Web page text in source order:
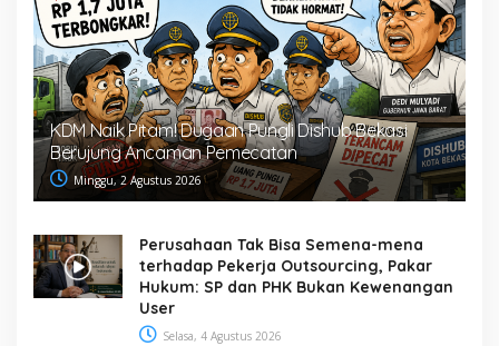
KDM Naik Pitam! Dugaan Pungli Dishub Bekasi
Berujung Ancaman Pemecatan
Minggu, 2 Agustus 2026
Perusahaan Tak Bisa Semena-mena
terhadap Pekerja Outsourcing, Pakar
Hukum: SP dan PHK Bukan Kewenangan
User
Selasa, 4 Agustus 2026